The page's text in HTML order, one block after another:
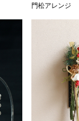
門松アレンジ